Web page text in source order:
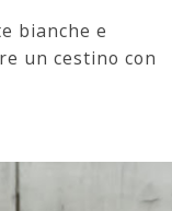
bianche e
un cestino con